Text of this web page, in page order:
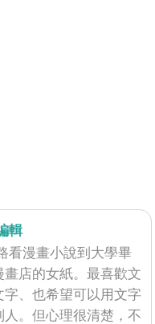
輯
看漫畫小說到大學畢
店的女紙。最喜歡文
、也希望可以用文字
。但心理很清楚，不